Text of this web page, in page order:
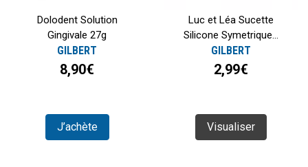
Dolodent Solution
Gingivale 27g
GILBERT
8,90€
J’achète
Luc et Léa Sucette
Silicone Symetrique...
GILBERT
2,99€
Visualiser